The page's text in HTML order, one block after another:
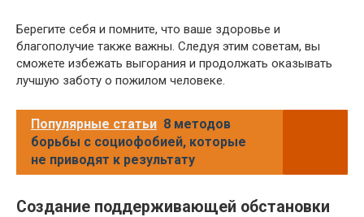
Берегите себя и помните, что ваше здоровье и
благополучие также важны. Следуя этим советам, вы
сможете избежать выгорания и продолжать оказывать
лучшую заботу о пожилом человеке.
Популярные статьи 8 методов
борьбы с социофобией, которые
не приводят к результату
Создание поддерживающей обстановки